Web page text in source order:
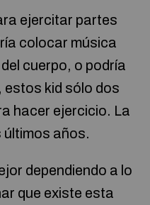
ejercitar partes
colocar música
cuerpo, o podría
estos kid sólo dos
hacer ejercicio. La
últimos años.
dependiendo a lo
que existe esta